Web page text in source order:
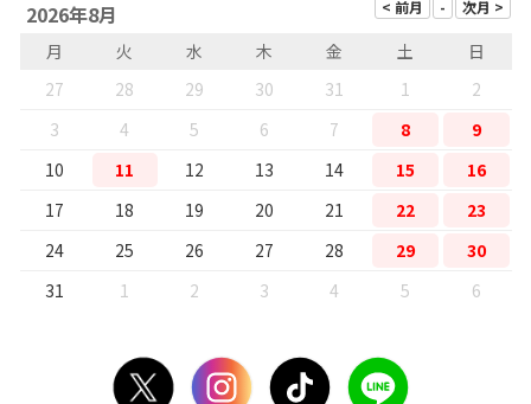
2026年8月
月 火 水 木 金 土
日
27
28 29 30 31 1
2
3
4 5 6 7 8
9
10
11 12 13 14 15
16
17
18 19 20 21 22
23
24
25 26 27 28 29
30
31
1 2 3 4 5 6